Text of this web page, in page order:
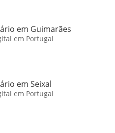
em Guimarães
em Portugal
em Seixal
em Portugal